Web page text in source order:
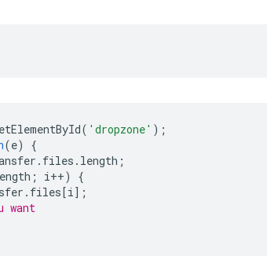
( 'dropzone' );
(e)
{
. files . length ;
; i++)
{
. files[i];
want